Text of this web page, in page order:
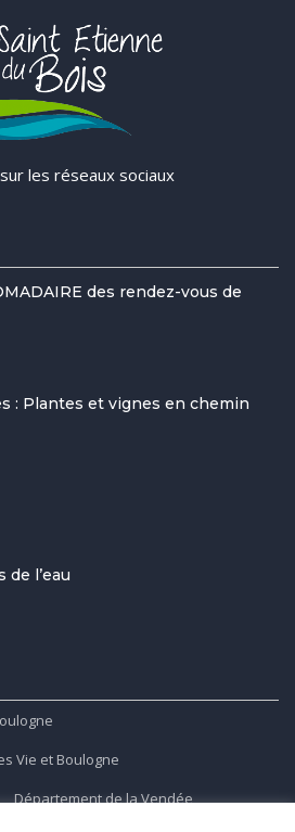
les réseaux sociaux
des rendez-vous de
: Plantes et vignes en chemin
l’eau
Vie et Boulogne
Département de la Vendée